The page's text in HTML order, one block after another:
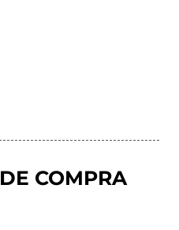
DE COMPRA